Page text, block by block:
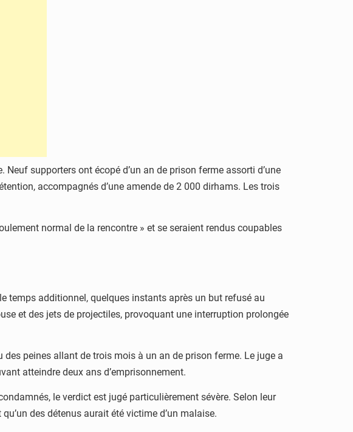
supporters ont écopé d’un an de prison ferme assorti d’une
accompagnés d’une amende de 2 000 dirhams. Les trois
normal de la rencontre » et se seraient rendus coupables
temps additionnel, quelques instants après un but refusé au
et des jets de projectiles, provoquant une interruption prolongée
peines allant de trois mois à un an de prison ferme. Le juge a
atteindre deux ans d’emprisonnement.
le verdict est jugé particulièrement sévère. Selon leur
des détenus aurait été victime d’un malaise.